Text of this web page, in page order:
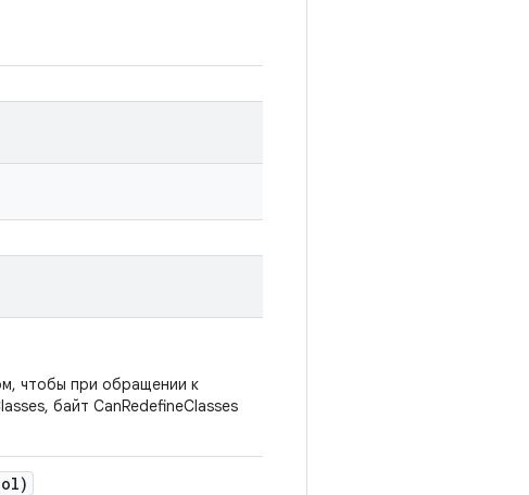
чтобы при обращении к
байт CanRedefineClasses